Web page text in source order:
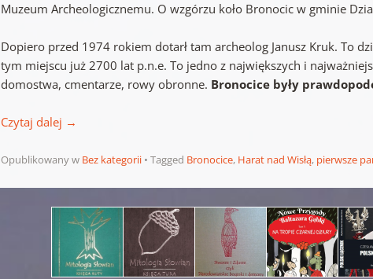
Muzeum Archeologicznemu. O wzgórzu koło Bronocic w gminie
Dopiero przed 1974 rokiem dotarł tam archeolog Janusz Kruk. To
tym miejscu już 2700 lat p.n.e. To jedno z największych i
domostwa, cmentarze, rowy obronne. Bronocice były
Czytaj dalej →
Opublikowany w Bez kategorii Tagged Bronocice, Harat nad Wisłą, pierwsze